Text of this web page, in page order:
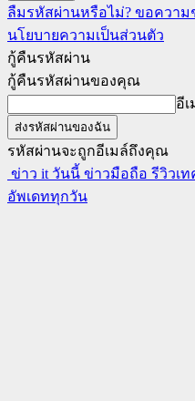
ลืมรหัสผ่านหรือไม่? ขอความ
นโยบายความเป็นส่วนตัว
กู้คืนรหัสผ่าน
กู้คืนรหัสผ่านของคุณ
อี
รหัสผ่านจะถูกอีเมล์ถึงคุณ
ข่าว it วันนี้ ข่าวมือถือ รีวิวเ
อัพเดททุกวัน